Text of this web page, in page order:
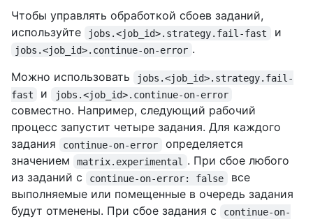
Чтобы управлять обработкой сбоев заданий,
используйте
jobs.<job_id>.strategy.fail-fast и
jobs.<job_id>.continue-on-error .
Можно использовать
jobs.<job_id>.strategy.fail-
fast
и jobs.<job_id>.continue-on-error
совместно. Например, следующий рабочий
процесс запустит четыре задания. Для каждого
задания
continue-on-error
определяется
значением
matrix.experimental
. При сбое любого
из заданий с
continue-on-error: false
все
выполняемые или помещенные в очередь задания
будут отменены. При сбое задания с
continue-on-